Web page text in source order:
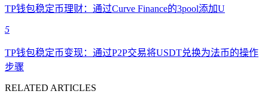
TP钱包稳定币理财：通过Curve Finance的3pool添加U
5
TP钱包稳定币变现：通过P2P交易将USDT兑换为法币的操作
步骤
RELATED ARTICLES